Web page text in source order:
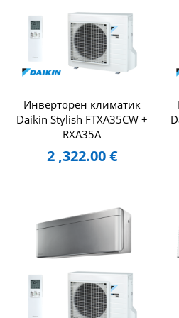
Инверторен климатик
Daikin Stylish FTXA35CW +
RXA35A
2 ,322.00€